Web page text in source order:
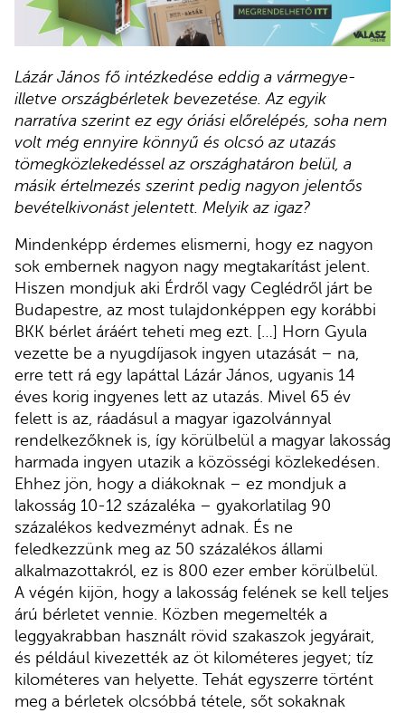
Lázár János fő intézkedése eddig a vármegye-
illetve országbérletek bevezetése. Az egyik
narratíva szerint ez egy óriási előrelépés, soha nem
volt még ennyire könnyű és olcsó az utazás
tömegközlekedéssel az országhatáron belül, a
másik értelmezés szerint pedig nagyon jelentős
bevételkivonást jelentett. Melyik az igaz?
Mindenképp érdemes elismerni, hogy ez nagyon
sok embernek nagyon nagy megtakarítást jelent.
Hiszen mondjuk aki Érdről vagy Ceglédről járt be
Budapestre, az most tulajdonképpen egy korábbi
BKK bérlet áráért teheti meg ezt. […] Horn Gyula
vezette be a nyugdíjasok ingyen utazását – na,
erre tett rá egy lapáttal Lázár János, ugyanis 14
éves korig ingyenes lett az utazás. Mivel 65 év
felett is az, ráadásul a magyar igazolvánnyal
rendelkezőknek is, így körülbelül a magyar lakosság
harmada ingyen utazik a közösségi közlekedésen.
Ehhez jön, hogy a diákoknak – ez mondjuk a
lakosság 10-12 százaléka – gyakorlatilag 90
százalékos kedvezményt adnak. És ne
feledkezzünk meg az 50 százalékos állami
alkalmazottakról, ez is 800 ezer ember körülbelül.
A végén kijön, hogy a lakosság felének se kell teljes
árú bérletet vennie. Közben megemelték a
leggyakrabban használt rövid szakaszok jegyárait,
és például kivezették az öt kilométeres jegyet; tíz
kilométeres van helyette. Tehát egyszerre történt
meg a bérletek olcsóbbá tétele, sőt sokaknak